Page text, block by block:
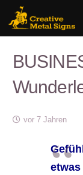
vor 7 Jahren